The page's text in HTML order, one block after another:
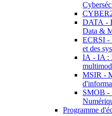
DATA -
Data &
ECRSI -
et des
IA - IA :
MSIR -
SMOB -
Programme